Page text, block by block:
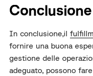
Conclusione
In conclusione,il
fornire una buona
gestione delle
adeguato, possono